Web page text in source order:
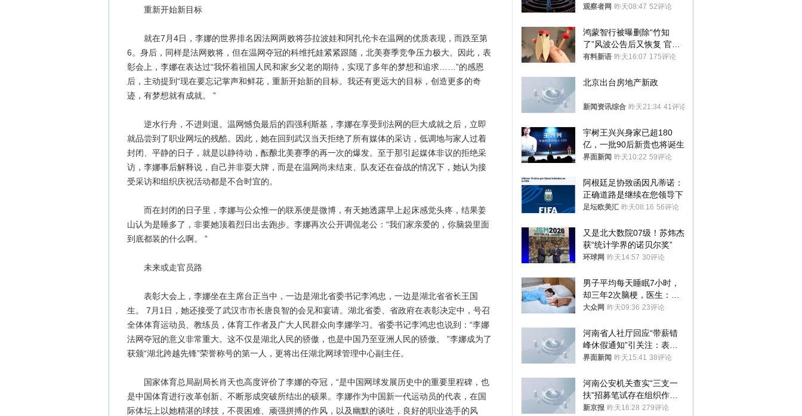
重新开始新目标
就在7月4日，李娜的世界排名因法网两败将莎拉波娃和阿扎伦卡在温网的优质表现，而跌至第
6。身后，同样是法网败将，但在温网夺冠的科维托娃紧紧跟随，北美赛季竞争压力极大。因此，表
彰会上，李娜在表达过“我怀着祖国人民和家乡父老的期待，实现了多年的梦想和追求……”的感恩
后，主动提到“现在要忘记掌声和鲜花，重新开始新的目标。我还有更远大的目标，创造更多的奇
迹，有梦想就有成就。 ”
逆水行舟，不进则退。温网憾负最后的四强利斯基，李娜在享受到法网的巨大成就之后，立即
就品尝到了职业网坛的残酷。因此，她在回到武汉当天拒绝了所有媒体的采访，低调地与家人过着
封闭、平静的日子，就是以静待动，酝酿北美赛季的再一次的爆发。至于那引起媒体非议的拒绝采
访，李娜事后解释说，自己并非耍大牌，而是在温网尚未结束、队友还在奋战的情况下，她认为接
受采访和组织庆祝活动都是不合时宜的。
而在封闭的日子里，李娜与公众惟一的联系便是微博，有天她透露早上起床感觉头疼，结果姜
山认为是睡多了，非要她顶着烈日出去跑步。李娜再次公开调侃老公：“我们家亲爱的，你脑袋里面
到底都装的什么啊。 ”
未来或走官员路
表彰大会上，李娜坐在主席台正当中，一边是湖北省委书记李鸿忠，一边是湖北省省长王国
生。 7月1日，她还接受了武汉市市长唐良智的会见和宴请。湖北省委、省政府在表彰决定中，号召
全体体育运动员、教练员，体育工作者及广大人民群众向李娜学习。省委书记李鸿忠也说到：“李娜
法网夺冠的意义非常重大。这不仅是湖北人民的骄傲，也是中国乃至亚洲人民的骄傲。 ”李娜成为了
获颁“湖北跨越先锋”荣誉称号的第一人，更将出任湖北网球管理中心副主任。
国家体育总局副局长肖天也高度评价了李娜的夺冠，“是中国网球发展历史中的重要里程碑，也
是中国体育进行改革创新、不断形成突破所结出的硕果。李娜作为中国新一代运动员的代表，在国
际体坛上以她精湛的球技，不畏困难、顽强拼搏的作风，以及幽默的谈吐，良好的职业选手的风
息
观察者网 昨天08:47 52评论
鸿蒙智行被曝删除“竹知
了”风波公告后又恢复 官媒
曾力挺：劝华为要大度的，
有料新语 昨天16:07 175评论
北京出台房地产新政
新闻资讯综合 昨天21:34 41评论
宇树王兴兴身家已超180
亿，一批90后新贵也将诞生
界面新闻 昨天10:22 59评论
阿根廷足协致函因凡蒂诺：
正确道路是继续在您领导下
足坛欧美汇 昨天08:16 56评论
又是北大数院07级！苏炜杰
获“统计学界的诺贝尔奖”
环球网 昨天14:57 30评论
男子平均每天睡眠7小时，
却三年2次脑梗，医生：这
样睡觉更伤身
大众网 昨天09:36 23评论
河南省人社厅回应“带薪错
峰休假通知”引关注：表述
不够准确，待修改后印发
界面新闻 昨天15:41 38评论
河南公安机关查实“三支一
扶”招募笔试存在组织作弊
犯罪行为
新京报 昨天16:28 279评论